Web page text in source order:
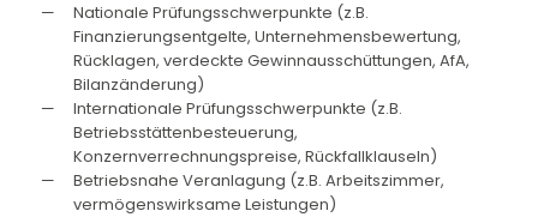
Nationale Prüfungsschwerpunkte (z.B.
Finanzierungsentgelte, Unternehmensbewertung,
Rücklagen, verdeckte Gewinnausschüttungen, AfA,
Bilanzänderung)
Internationale Prüfungsschwerpunkte (z.B.
Betriebsstättenbesteuerung,
Konzernverrechnungspreise, Rückfallklauseln)
Betriebsnahe Veranlagung (z.B. Arbeitszimmer,
vermögenswirksame Leistungen)